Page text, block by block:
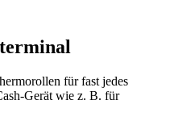
für fast jedes
Gerät wie z. B. für